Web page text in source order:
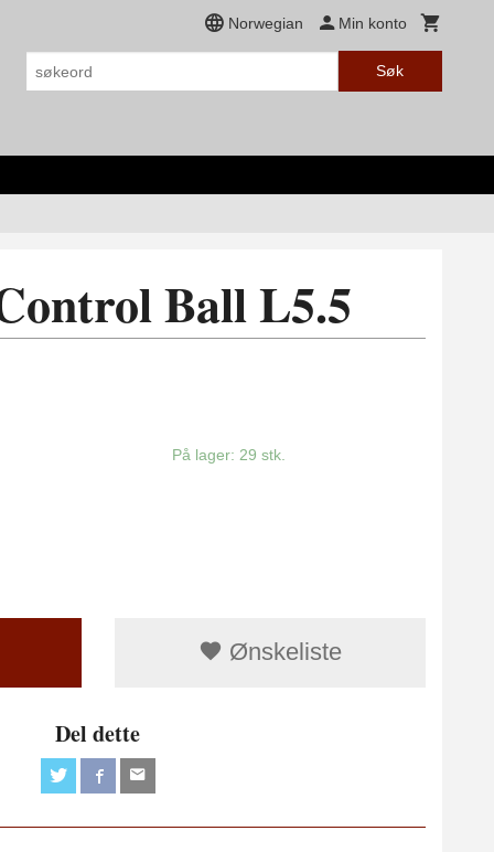
Norwegian Min konto
Søk
Ball L5.5
På lager: 29 stk.
Ønskeliste
Del dette